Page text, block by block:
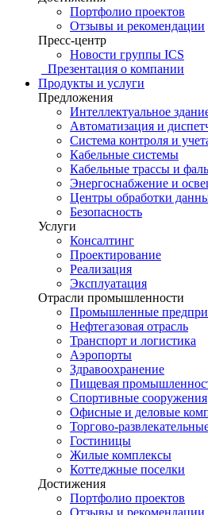
Портфолио проектов
Отзывы и рекомендации
Пресс-центр
Новости группы ICS
Презентация о компании
Продукты и услуги
Предложения
Интеллектуальное
Автоматизация и
Система контроля и
Кабельные системы
Кабельные трассы и
Энергоснабжение и
Центры обработки
Безопасность
Услуги
Консалтинг
Проектирование
Реализация
Эксплуатация
Отрасли промышленности
Промышленные
Нефтегазовая отрасль
Транспорт и логистика
Аэропорты
Здравоохранение
Пищевая
Спортивные сооружения
Офисные и деловые
Торгово-
Гостиницы
Жилые комплексы
Коттеджные поселки
Достижения
Портфолио проектов
Отзывы и рекомендации